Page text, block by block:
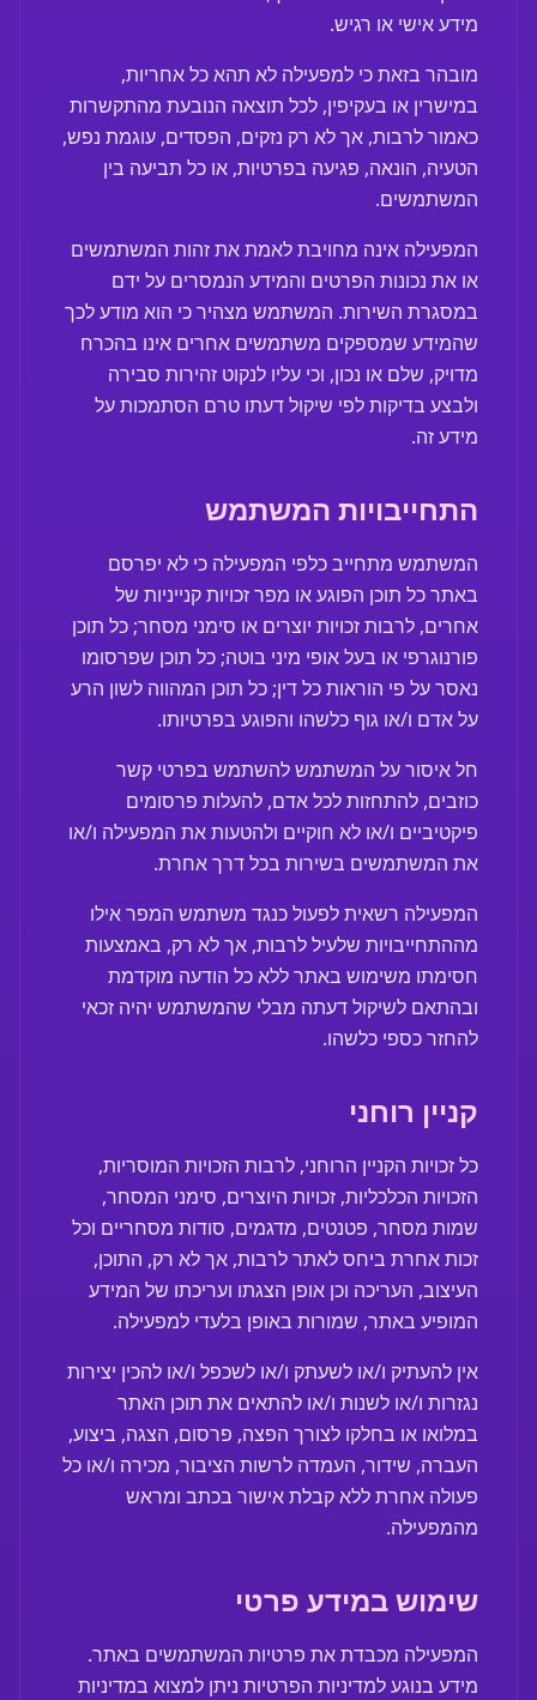
מידע אישי או רגיש.
מובהר בזאת כי למפעילה לא תהא כל אחריות,
במישרין או בעקיפין, לכל תוצאה הנובעת מהתקשרות
כאמור לרבות, אך לא רק נזקים, הפסדים, עוגמת נפש,
הטעיה, הונאה, פגיעה בפרטיות, או כל תביעה בין
המשתמשים.
המפעילה אינה מחויבת לאמת את זהות המשתמשים
או את נכונות הפרטים והמידע הנמסרים על ידם
במסגרת השירות. המשתמש מצהיר כי הוא מודע לכך
שהמידע שמספקים משתמשים אחרים אינו בהכרח
מדויק, שלם או נכון, וכי עליו לנקוט זהירות סבירה
ולבצע בדיקות לפי שיקול דעתו טרם הסתמכות על
מידע זה.
התחייבויות המשתמש
המשתמש מתחייב כלפי המפעילה כי לא יפרסם
באתר כל תוכן הפוגע או מפר זכויות קנייניות של
אחרים, לרבות זכויות יוצרים או סימני מסחר; כל תוכן
פורנוגרפי או בעל אופי מיני בוטה; כל תוכן שפרסומו
נאסר על פי הוראות כל דין; כל תוכן המהווה לשון הרע
על אדם ו/או גוף כלשהו והפוגע בפרטיותו.
חל איסור על המשתמש להשתמש בפרטי קשר
כוזבים, להתחזות לכל אדם, להעלות פרסומים
פיקטיביים ו/או לא חוקיים ולהטעות את המפעילה ו/או
את המשתמשים בשירות בכל דרך אחרת.
המפעילה רשאית לפעול כנגד משתמש המפר אילו
מההתחייבויות שלעיל לרבות, אך לא רק, באמצעות
חסימתו משימוש באתר ללא כל הודעה מוקדמת
ובהתאם לשיקול דעתה מבלי שהמשתמש יהיה זכאי
להחזר כספי כלשהו.
קניין רוחני
כל זכויות הקניין הרוחני, לרבות הזכויות המוסריות,
הזכויות הכלכליות, זכויות היוצרים, סימני המסחר,
שמות מסחר, פטנטים, מדגמים, סודות מסחריים וכל
זכות אחרת ביחס לאתר לרבות, אך לא רק, התוכן,
העיצוב, העריכה וכן אופן הצגתו ועריכתו של המידע
המופיע באתר, שמורות באופן בלעדי למפעילה.
אין להעתיק ו/או לשעתק ו/או לשכפל ו/או להכין יצירות
נגזרות ו/או לשנות ו/או להתאים את תוכן האתר
במלואו או בחלקו לצורך הפצה, פרסום, הצגה, ביצוע,
העברה, שידור, העמדה לרשות הציבור, מכירה ו/או כל
פעולה אחרת ללא קבלת אישור בכתב ומראש
מהמפעילה.
שימוש במידע פרטי
המפעילה מכבדת את פרטיות המשתמשים באתר.
מידע בנוגע למדיניות הפרטיות ניתן למצוא במדיניות